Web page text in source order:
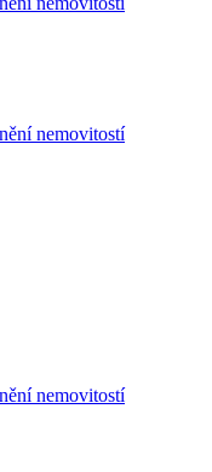
nemovitostí
nemovitostí